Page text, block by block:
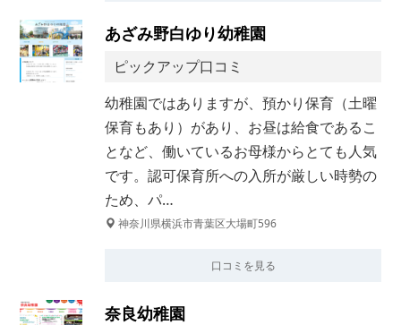
あざみ野白ゆり幼稚園
ピックアップ口コミ
幼稚園ではありますが、預かり保育（土曜
保育もあり）があり、お昼は給食であるこ
となど、働いているお母様からとても人気
です。認可保育所への入所が厳しい時勢の
ため、パ…
神奈川県横浜市青葉区大場町596
口コミを見る
奈良幼稚園